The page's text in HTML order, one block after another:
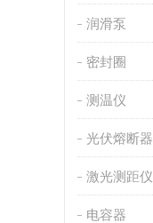
润滑泵
密封圈
测温仪
光伏熔断器
激光测距仪
电容器